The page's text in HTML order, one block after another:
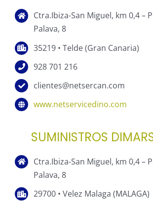
Ctra.Ibiza-San Miguel, km 0,4 –
Palava, 8
35219 • Telde (Gran Canaria)
928 701 216
clientes@netsercan.com
www.netservicedino.com
SUMINISTROS
Ctra.Ibiza-San Miguel, km 0,4 –
Palava, 8
29700 • Velez Malaga (MALAGA)